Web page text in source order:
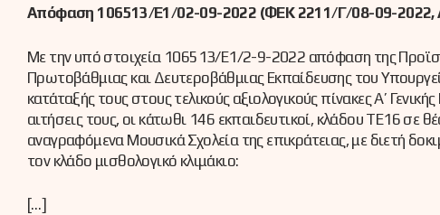
Απόφαση 106513/Ε1/02-09-2022 (ΦΕΚ 2211/Γ/08-09-2022,
Με την υπό στοιχεία 106513/Ε1/2-9-2022 απόφαση της
Πρωτοβάθμιας και Δευτεροβάθμιας Εκπαίδευσης του
κατάταξής τους στους τελικούς αξιολογικούς πίνακες Α’
αιτήσεις τους, οι κάτωθι 146 εκπαιδευτικοί, κλάδου ΤΕ16 σε
αναγραφόμενα Μουσικά Σχολεία της επικράτειας, με διετή
τον κλάδο μισθολογικό κλιμάκιο:
[…]